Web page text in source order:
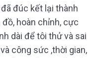
đúc kết lại thành
hoàn chỉnh, cực
dài để tôi thử và sai
công sức ,thời gian,